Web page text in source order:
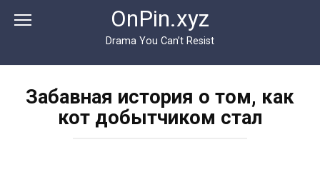
OnPin.xyz
Drama You Can’t Resist
Забавная история о том, как
кот добытчиком стал